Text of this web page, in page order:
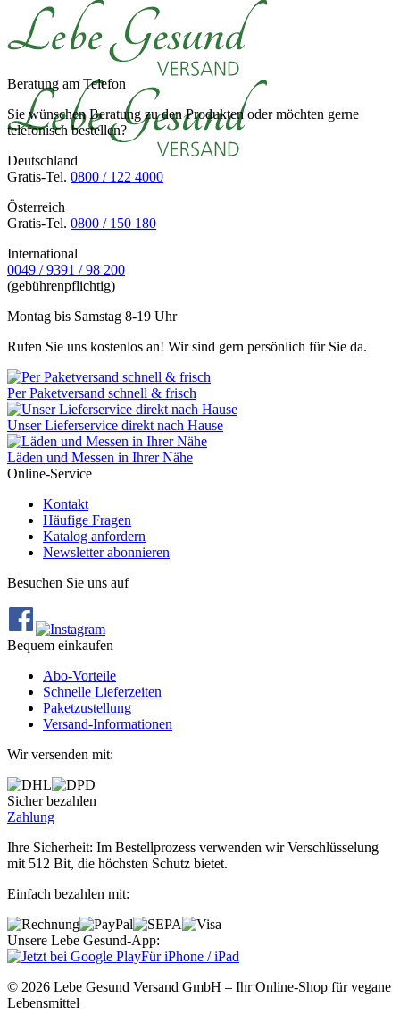
Beratung am Telefon
Sie wünschen Beratung zu den Produkten oder möchten gerne
telefonisch bestellen?
Deutschland
Gratis-Tel. 0800 / 122 4000
Österreich
Gratis-Tel. 0800 / 150 180
International
0049 / 9391 / 98 200
(gebührenpflichtig)
Montag bis Samstag 8-19 Uhr
Rufen Sie uns kostenlos an! Wir sind gern persönlich für Sie da.
Per Paketversand schnell & frisch
Unser Lieferservice direkt nach Hause
Läden und Messen in Ihrer Nähe
Online-Service
Kontakt
Häufige Fragen
Katalog anfordern
Newsletter abonnieren
Besuchen Sie uns auf
Bequem einkaufen
Abo‐Vorteile
Schnelle Lieferzeiten
Paketzustellung
Versand‐Informationen
Wir versenden mit:
Sicher bezahlen
Zahlung
Ihre Sicherheit: Im Bestellprozess verwenden wir Verschlüsselung
mit 512 Bit, die höchsten Schutz bietet.
Einfach bezahlen mit:
Unsere Lebe Gesund-App:
Für iPhone / iPad
© 2026 Lebe Gesund Versand GmbH – Ihr Online‐Shop für vegane
Lebensmittel